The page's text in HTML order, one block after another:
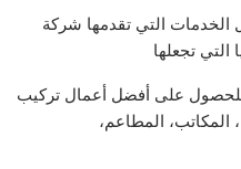
التي تقدمها شركة
التي تجعلها
للحصول على أفضل أعمال تركيب
المكاتب، المطاعم،